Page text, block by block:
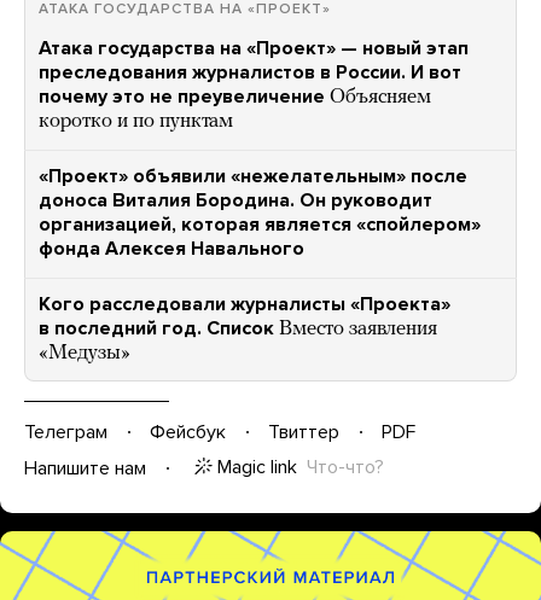
АТАКА ГОСУДАРСТВА НА «ПРОЕКТ»
Атака государства на «Проект» — новый этап
преследования журналистов в России. И вот
почему это не преувеличение Объясняем
коротко и по пунктам
«Проект» объявили «нежелательным» после
доноса Виталия Бородина. Он руководит
организацией, которая является «спойлером»
фонда Алексея Навального
Кого расследовали журналисты «Проекта»
в последний год. Список Вместо заявления
«Медузы»
Телеграм Фейсбук Твиттер
PDF
Напишите нам
Magic link Что-что?